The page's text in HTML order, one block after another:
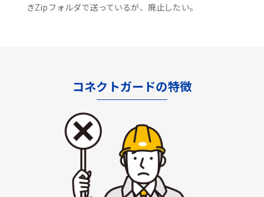
きZipフォルダで送っているが、廃止したい。
コネクトガードの特徴